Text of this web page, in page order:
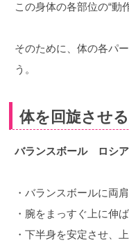
この身体の各部位の“動
そのために、体の各パ
う。
体を回旋させ
バランスボール ロシア
・バランスボールに両
・腕をまっすぐ上に伸
・下半身を安定させ、